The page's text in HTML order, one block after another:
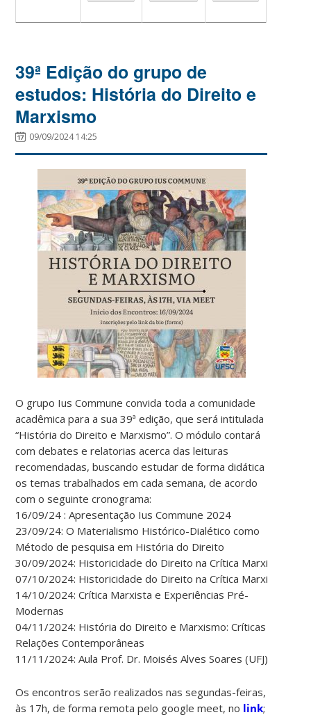
39ª Edição do grupo de
estudos: História do Direito e
Marxismo
09/09/2024 14:25
O grupo Ius Commune convida toda a comunidade
acadêmica para a sua 39ª edição, que será intitulada
“História do Direito e Marxismo”. O módulo contará
com debates e relatorias acerca das leituras
recomendadas, buscando estudar de forma didática
os temas trabalhados em cada semana, de acordo
com o seguinte cronograma:
16/09/24 : Apresentação Ius Commune 2024
23/09/24: O Materialismo Histórico-Dialético como
Método de pesquisa em História do Direito
30/09/2024: Historicidade do Direito na Crítica Marxista:
07/10/2024: Historicidade do Direito na Crítica Marxista:
14/10/2024: Crítica Marxista e Experiências Pré-
Modernas
04/11/2024: História do Direito e Marxismo: Críticas e
Relações Contemporâneas
11/11/2024: Aula Prof. Dr. Moisés Alves Soares (UFJ)
Os encontros serão realizados nas segundas-feiras,
às 17h, de forma remota pelo google meet, no link;